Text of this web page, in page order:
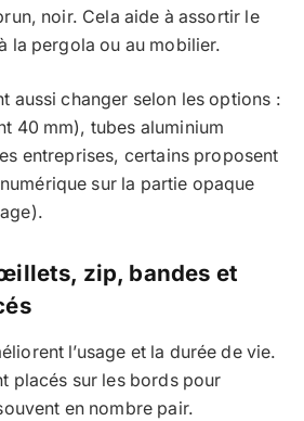
noir. Cela aide à assortir le
la pergola ou au mobilier.
aussi changer selon les options :
40 mm), tubes aluminium
entreprises, certains proposent
sur la partie opaque
zip, bandes et
l’usage et la durée de vie.
placés sur les bords pour
en nombre pair.